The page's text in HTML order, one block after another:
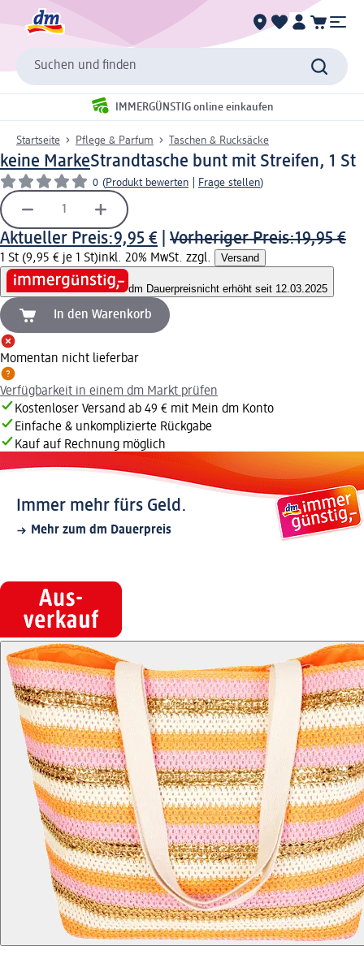
Suchen und finden
IMMERGÜNSTIG online einkaufen
Startseite Pflege & Parfum Taschen & Rucksäcke
keine MarkeStrandtasche bunt mit Streifen, 1 St
0 (Produkt bewerten Frage stellen)
Aktueller Preis:9,95 € Vorheriger Preis:19,95 €
1 St (9,95 € je 1 St)inkl. 20% MwSt. zzgl. Versand
dm Dauerpreisnicht erhöht seit 12.03.2025
In den Warenkorb
Momentan nicht lieferbar
Verfügbarkeit in einem dm Markt prüfen
Kostenloser Versand ab 49 € mit Mein dm Konto
Einfache & unkomplizierte Rückgabe
Kauf auf Rechnung möglich
Immer mehr fürs Geld.
Mehr zum dm Dauerpreis